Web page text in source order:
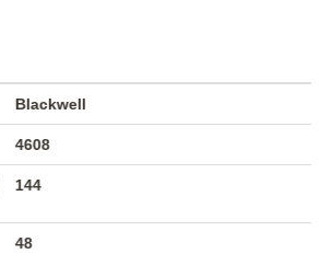
Blackwell
4608
144
48